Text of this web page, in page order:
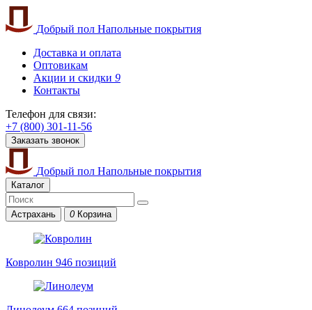
Добрый пол Напольные покрытия
Доставка и оплата
Оптовикам
Акции и скидки 9
Контакты
Телефон для связи:
+7 (800) 301-11-56
Заказать звонок
Добрый пол Напольные покрытия
Каталог
Астрахань 0 Корзина
Ковролин 946 позиций